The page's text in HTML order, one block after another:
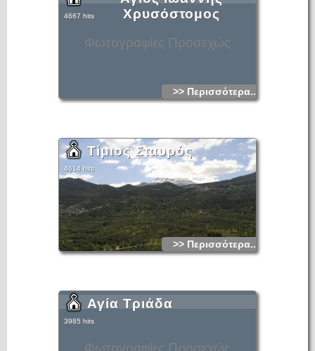
Φωτογραφίες Προσεχώς
Χρυσόστομος
4667 hits
>> Περισσότερα...
Τίμιος Σταυρός
4614 hits
>> Περισσότερα...
Φωτογραφίες Προσεχώς
Αγία Τριάδα
3985 hits